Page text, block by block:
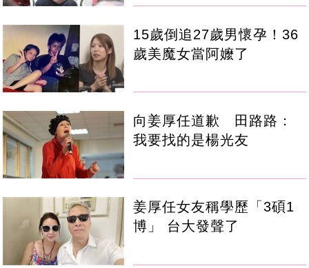
15歲倒追27歲男懷孕！36
歲美魔女當阿嬤了
向姜厚任道歉 田路路：
我要找的是楊光友
姜厚任女友稱學歷「3碩1
博」 台大發聲了